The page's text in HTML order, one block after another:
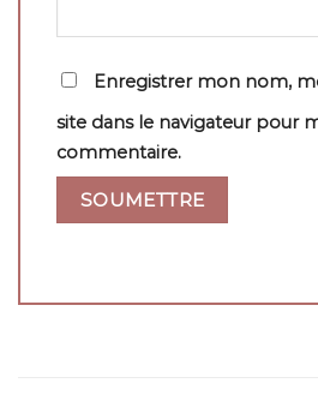
Enregistrer mon nom,
site dans le navigateur pour
commentaire.